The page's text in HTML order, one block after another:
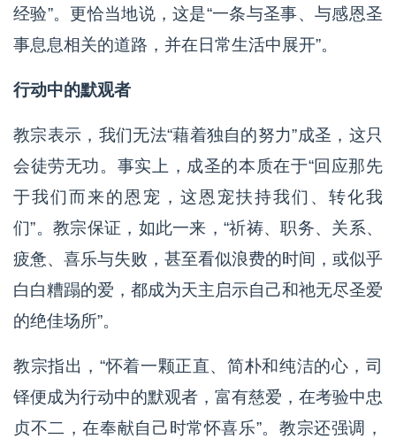
经验”。更恰当地说，这是“一条与圣事、与感恩圣
事息息相关的道路，并在日常生活中展开”。
行动中的默观者
教宗表示，我们无法“藉着独自的努力”成圣，这只
会徒劳无功。事实上，成圣的本质在于“回应那先
于我们而来的恩宠，这恩宠扶持我们、转化我
们”。教宗保证，如此一来，“祈祷、职务、关系、
疲惫、喜乐与失败，甚至看似浪费的时间，或似乎
白白糟蹋的爱，都成为天主启示自己和祂无尽圣爱
的绝佳场所”。
教宗指出，“怀着一颗正直、简朴和纯洁的心，司
铎便成为行动中的默观者，富有慈爱，在考验中忠
贞不二，在奉献自己时常怀喜乐”。教宗还强调，